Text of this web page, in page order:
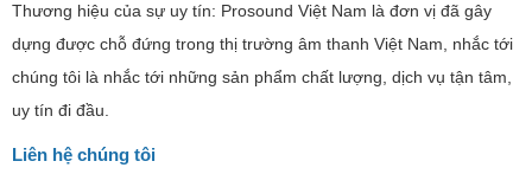
Thương hiệu của sự uy tín: Prosound Việt Nam là đơn vị đã gây
dựng được chỗ đứng trong thị trường âm thanh Việt Nam, nhắc tới
chúng tôi là nhắc tới những sản phẩm chất lượng, dịch vụ tận tâm,
uy tín đi đầu.
Liên hệ chúng tôi